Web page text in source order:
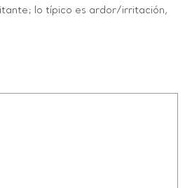
lo típico es ardor/irritación,